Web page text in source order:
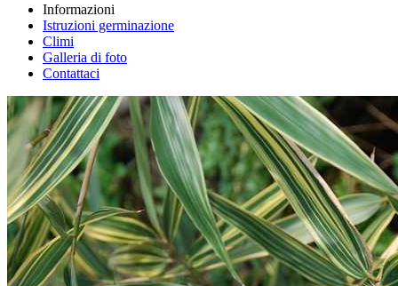
Informazioni
Istruzioni germinazione
Climi
Galleria di foto
Contattaci